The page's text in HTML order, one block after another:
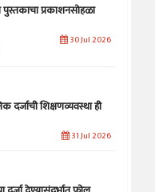
प्रकाशनसोहळा
30 Jul 2026
शिक्षणव्यवस्था ही
31 Jul 2026